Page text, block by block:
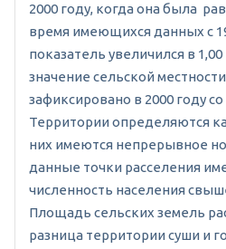
2000 году, когда она была
время имеющихся данных с
показатель увеличился в
значение сельской
зафиксировано в 2000 году
Территории определяются
них имеются непрерывное
данные точки расселения
численность населения
Площадь сельских земель
разница территории суши и